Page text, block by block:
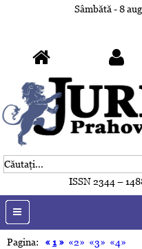
Sâmbătă - 8
ISSN 2344 –
Pagina: «1» «2» «3» «4»